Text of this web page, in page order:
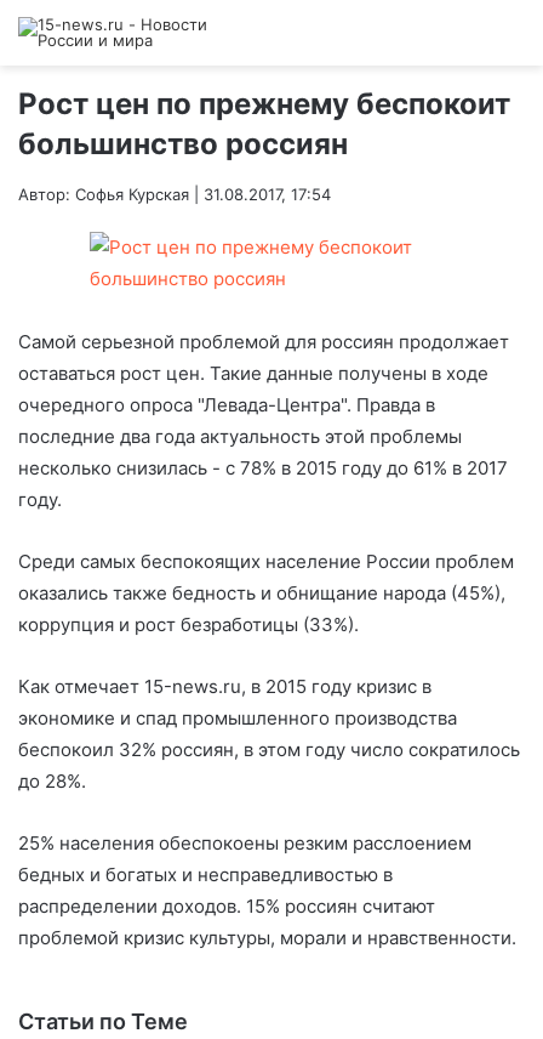
Рост цен по прежнему беспокоит
большинство россиян
Автор: Софья Курская | 31.08.2017, 17:54
Самой серьезной проблемой для россиян продолжает
оставаться рост цен. Такие данные получены в ходе
очередного опроса "Левада-Центра". Правда в
последние два года актуальность этой проблемы
несколько снизилась - с 78% в 2015 году до 61% в 2017
году.
Среди самых беспокоящих население России проблем
оказались также бедность и обнищание народа (45%),
коррупция и рост безработицы (33%).
Как отмечает 15-news.ru, в 2015 году кризис в
экономике и спад промышленного производства
беспокоил 32% россиян, в этом году число сократилось
до 28%.
25% населения обеспокоены резким расслоением
бедных и богатых и несправедливостью в
распределении доходов. 15% россиян считают
проблемой кризис культуры, морали и нравственности.
Статьи по Теме